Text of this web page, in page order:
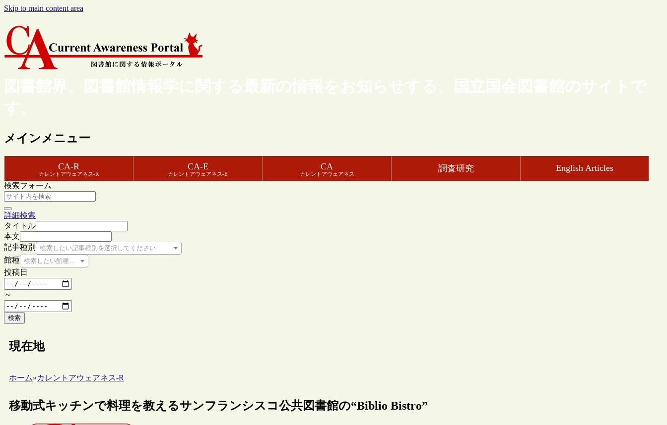
Skip to main content area
図書館界、図書館情報学に関する最新の情報をお知らせする、国立国会図書館のサイトで
す。
メインメニュー
CA-R
カレントアウェアネス-R
CA-E
カレントアウェアネス-E
CA
カレントアウェアネス
調査研究 English Articles
検索フォーム
詳細検索
タイトル
本文
記事種別
検索したい記事種別を選択してください
館種 検索したい館種を選択してください
投稿日
～
検索
現在地
ホーム»カレントアウェアネス-R
移動式キッチンで料理を教えるサンフランシスコ公共図書館の“Biblio Bistro”